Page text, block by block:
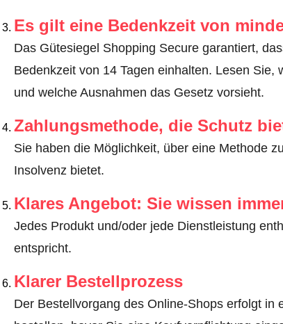
Es gilt eine Bedenkzeit von
Das Gütesiegel Shopping Secure garantiert,
Bedenkzeit von 14 Tagen einhalten. Lesen Sie,
und welche Ausnahmen das Gesetz vorsieht.
Zahlungsmethode, die Schutz
Sie haben die Möglichkeit, über eine Methode
Insolvenz bietet.
Klares Angebot: Sie wissen
Jedes Produkt und/oder jede Dienstleistung
entspricht.
Klarer Bestellprozess
Der Bestellvorgang des Online-Shops erfolgt